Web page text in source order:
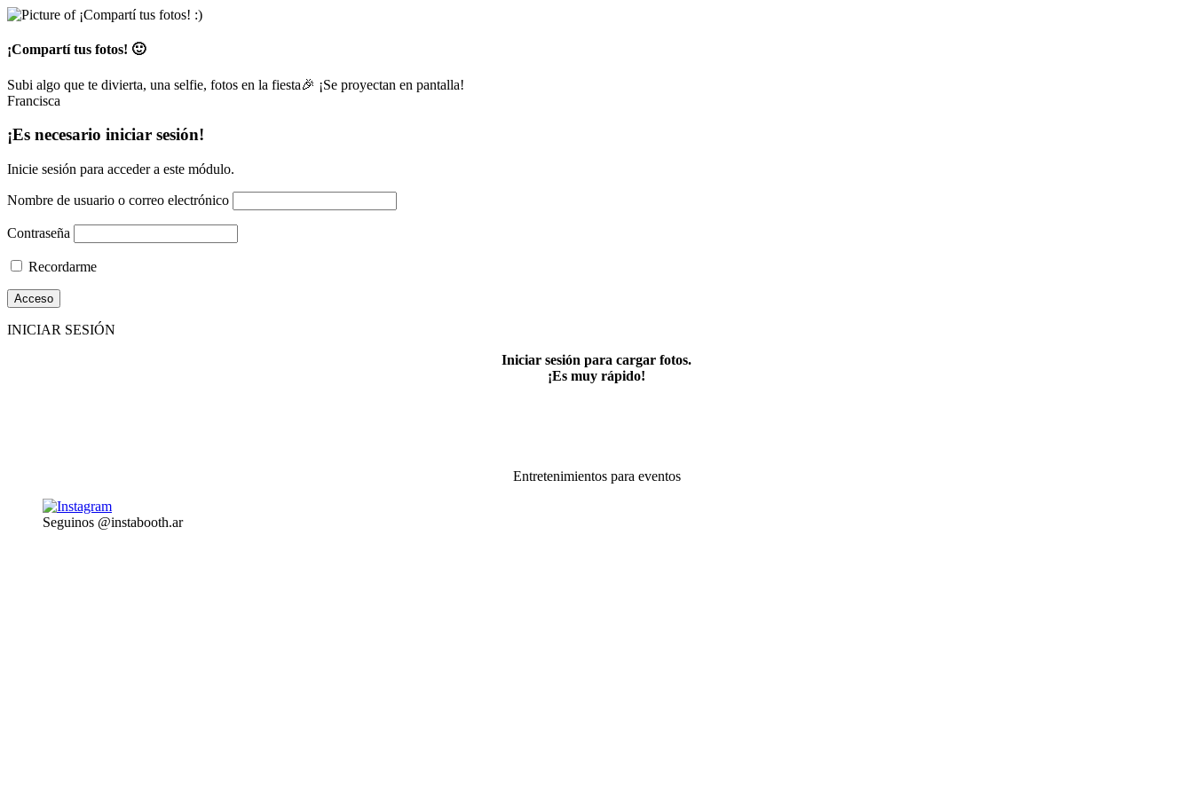
¡Compartí tus fotos! 🙂
Subi algo que te divierta, una selfie, fotos en la fiesta🎉 ¡Se proyectan en pantalla!
Francisca
¡Es necesario iniciar sesión!
Inicie sesión para acceder a este módulo.
Nombre de usuario o correo electrónico
Contraseña
Recordarme
INICIAR SESIÓN
Iniciar sesión para cargar fotos.
¡Es muy rápido!
Entretenimientos para eventos
Seguinos @instabooth.ar